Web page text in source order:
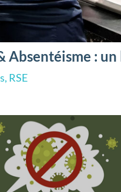
Absentéisme :
, RSE